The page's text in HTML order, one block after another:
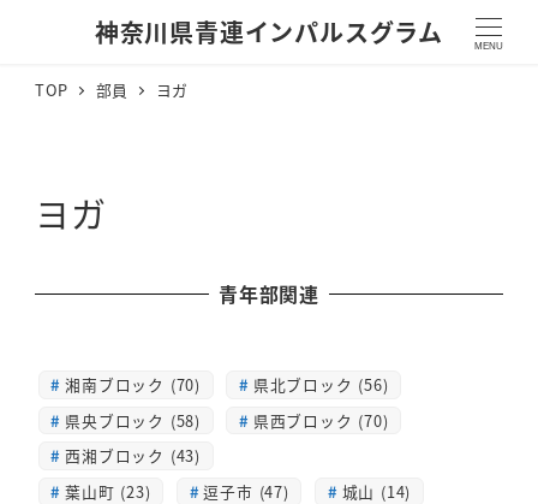
神奈川県青連インパルスグラム MENU
TOP 部員 ヨガ
ヨガ
青年部関連
湘南ブロック (70)
県北ブロック (56)
県央ブロック (58)
県西ブロック (70)
西湘ブロック (43)
葉山町 (23)
逗子市 (47)
城山 (14)